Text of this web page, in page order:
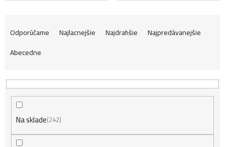
R
a
d
e
Odporúčame Najlacnejšie Najdrahšie
Najpredávanejšie
Abecedne
Na sklade 242